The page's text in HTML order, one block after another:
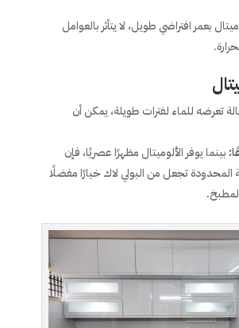
بعمر افتراضي طويل، لا يتأثر بالعوامل
تعرضه للماء لفترات طويلة، يمكن أن
بينما يوفر الألوميتال مظهرًا عصريًا، فإن
المحدودة تجعل من البولي لاك خيارًا مفضلًا